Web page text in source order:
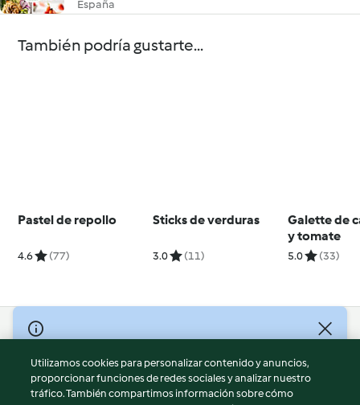
España
También podría gustarte...
Pastel de repollo
4.6 (77)
Sticks de verduras
3.0 (11)
Galette de
y tomate
5.0 (33)
© Copyright 2026
Términos de uso
Política de privacidad
Utilizamos cookies para personalizar contenido y anuncios,
proporcionar funciones de redes sociales y analizar nuestro
tráfico. También compartimos información sobre cómo